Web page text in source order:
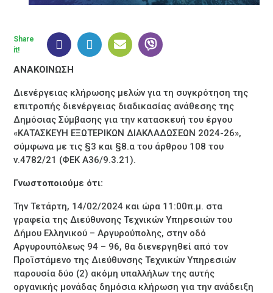
ΑΝΑΚΟΙΝΩΣΗ
Διενέργειας κλήρωσης μελών για τη συγκρότηση της
επιτροπής διενέργειας διαδικασίας ανάθεσης της
Δημόσιας Σύμβασης για την κατασκευή του έργου
«ΚΑΤΑΣΚΕΥΗ ΕΞΩΤΕΡΙΚΩΝ ΔΙΑΚΛΑΔΩΣΕΩΝ 2024-26»,
σύμφωνα με τις §3 και §8.α του άρθρου 108 του
ν.4782/21 (ΦΕΚ Α36/9.3.21).
Γνωστοποιούμε ότι:
Την Τετάρτη, 14/02/2024 και ώρα 11:00π.μ. στα
γραφεία της Διεύθυνσης Τεχνικών Υπηρεσιών του
Δήμου Ελληνικού – Αργυρούπολης, στην οδό
Αργυρουπόλεως 94 – 96, θα διενεργηθεί από τον
Προϊστάμενο της Διεύθυνσης Τεχνικών Υπηρεσιών
παρουσία δύο (2) ακόμη υπαλλήλων της αυτής
οργανικής μονάδας δημόσια κλήρωση για την ανάδειξη
Share
it!